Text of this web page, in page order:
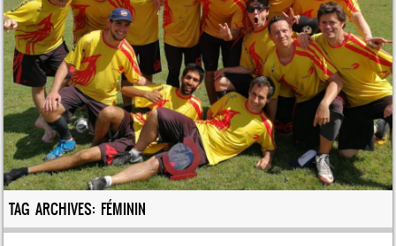
TAG ARCHIVES: FÉMININ